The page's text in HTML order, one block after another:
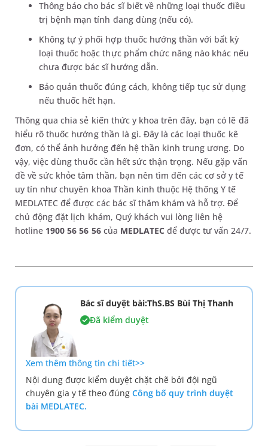
Thông báo cho bác sĩ biết về những loại thuốc điều
trị bệnh mạn tính đang dùng (nếu có).
Không tự ý phối hợp thuốc hướng thần với bất kỳ
loại thuốc hoặc thực phẩm chức năng nào khác nếu
chưa được bác sĩ hướng dẫn.
Bảo quản thuốc đúng cách, không tiếp tục sử dụng
nếu thuốc hết hạn.
Thông qua chia sẻ kiến thức y khoa trên đây, bạn có lẽ đã
hiểu rõ thuốc hướng thần là gì. Đây là các loại thuốc kê
đơn, có thể ảnh hưởng đến hệ thần kinh trung ương. Do
vậy, việc dùng thuốc cần hết sức thận trọng. Nếu gặp vấn
đề về sức khỏe tâm thần, bạn nên tìm đến các cơ sở y tế
uy tín như chuyên khoa Thần kinh thuộc Hệ thống Y tế
MEDLATEC để được các bác sĩ thăm khám và hỗ trợ. Để
chủ động đặt lịch khám, Quý khách vui lòng liên hệ
hotline 1900 56 56 56 của MEDLATECđể được tư vấn 24/7.
Bác sĩ duyệt bài:ThS.BS Bùi Thị Thanh
Đã kiểm duyệt
Xem thêm thông tin chi tiết>>
Nội dung được kiểm duyệt chặt chẽ bởi đội ngũ
chuyên gia y tế theo đúng Công bố quy trình duyệt
bài MEDLATEC.